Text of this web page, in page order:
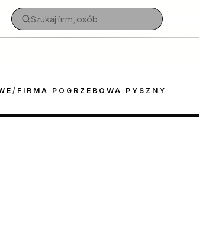
/ FIRMA POGRZEBOWA PYSZNY